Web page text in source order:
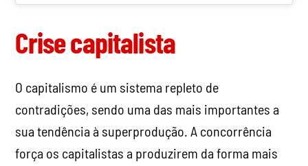
Crise capitalista
O capitalismo é um sistema repleto de
contradições, sendo uma das mais importantes a
sua tendência à superprodução. A concorrência
força os capitalistas a produzirem da forma mais